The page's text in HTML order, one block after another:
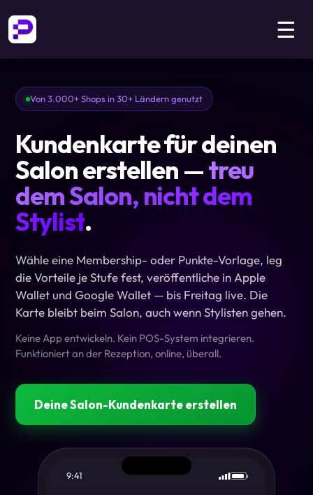
☰
Von 3.000+ Shops in 30+ Ländern genutzt
Kundenkarte für deinen
Salon erstellen —treu
dem Salon, nicht dem
Stylist.
Wähle eine Membership- oder Punkte-Vorlage, leg
die Vorteile je Stufe fest, veröffentliche in Apple
Wallet und Google Wallet — bis Freitag live. Die
Karte bleibt beim Salon, auch wenn Stylisten gehen.
Keine App entwickeln. Kein POS-System integrieren.
Funktioniert an der Rezeption, online, überall.
Deine Salon-Kundenkarte erstellen
9:41